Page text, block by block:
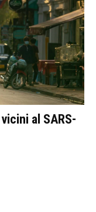
al SARS-